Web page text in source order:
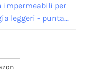
impermeabili per
leggeri - punta...